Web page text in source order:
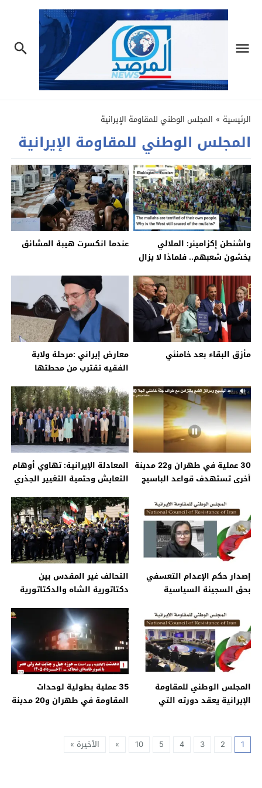
الرئيسية » المجلس الوطني للمقاومة الإيرانية
المجلس الوطني للمقاومة الإيرانية
واشنطن إكزامينر: الملالي
يخشون شعبهم.. فلماذا لا يزال
عندما انكسرت هيبة المشانق
مأزق البقاء بعد خامنئي
معارض إيراني :مرحلة ولاية
الفقيه تقترب من محطتها
30 عملية في طهران و22 مدينة
أخرى تستهدف قواعد الباسيج
جثة خامنئي الجلاد
المعادلة الإيرانية: تهاوي أوهام
التعايش وحتمية التغيير الجذري
إصدار حكم الإعدام التعسفي
بحق السجينة السياسية
فلاحي
التحالف غير المقدس بين
دكتاتورية الشاه والدكتاتورية
المجلس الوطني للمقاومة
الإيرانية يعقد دورته التي
35 عملية بطولية لوحدات
المقاومة في طهران و20 مدينة
1
2
3
4
5
10
» الأخيرة »